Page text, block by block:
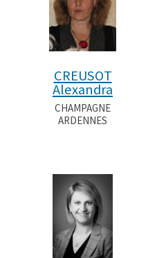
CREUSOT
Alexandra
CHAMPAGNE
ARDENNES